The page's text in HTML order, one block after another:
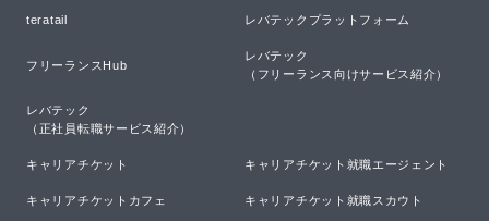
teratail レバテックプラットフォーム
フリーランスHub
レバテック
（フリーランス向けサービス紹介）
レバテック
（正社員転職サービス紹介）
キャリアチケット キャリアチケット就職エージェント
キャリアチケットカフェ キャリアチケット就職スカウト